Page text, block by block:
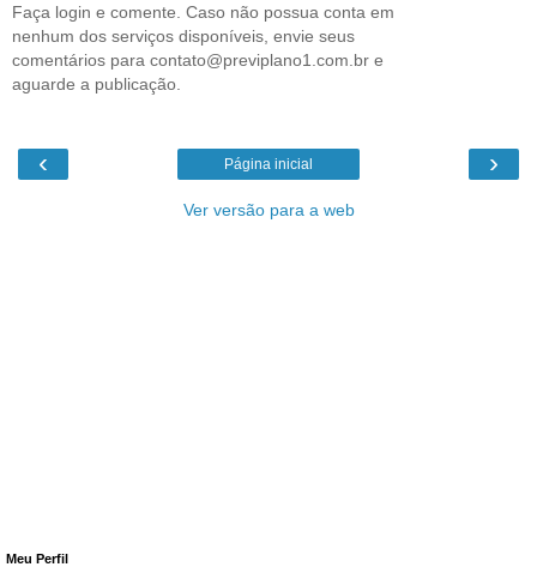
Faça login e comente. Caso não possua conta em
nenhum dos serviços disponíveis, envie seus
comentários para contato@previplano1.com.br e
aguarde a publicação.
‹ ›
Página inicial
Ver versão para a web
Meu Perfil